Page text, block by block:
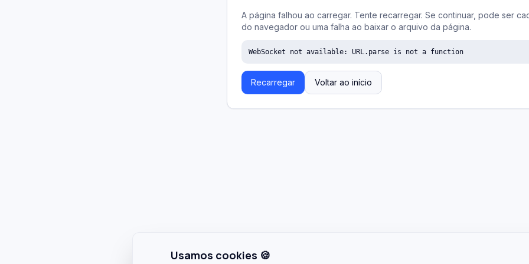
A página falhou ao carregar. Tente recarregar. Se continuar, pode ser
do navegador ou uma falha ao baixar o arquivo da página.
WebSocket not available: URL.parse is not a function
Recarregar Voltar ao início
Usamos cookies 🍪